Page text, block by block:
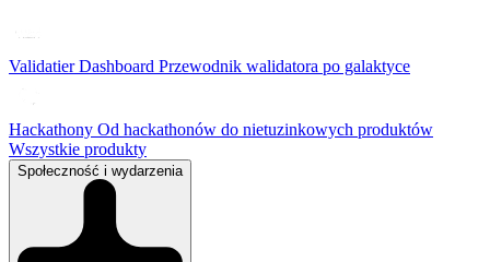
Validatier Dashboard Przewodnik walidatora po galaktyce
Hackathony Od hackathonów do nietuzinkowych produktów
Wszystkie produkty
Społeczność i wydarzenia